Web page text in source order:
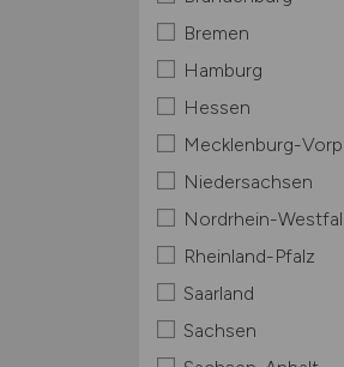
Bremen
Hamburg
Hessen
Mecklenburg-
Niedersachsen
Nordrhein-
Rheinland-Pfalz
Saarland
Sachsen